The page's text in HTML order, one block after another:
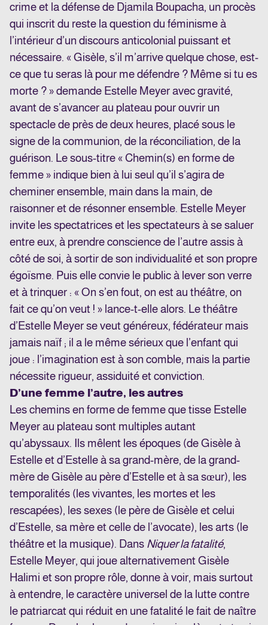
crime et la défense de Djamila Boupacha, un procès
qui inscrit du reste la question du féminisme à
l’intérieur d’un discours anticolonial puissant et
nécessaire. « Gisèle, s’il m’arrive quelque chose, est-
ce que tu seras là pour me défendre ? Même si tu es
morte ? » demande Estelle Meyer avec gravité,
avant de s’avancer au plateau pour ouvrir un
spectacle de près de deux heures, placé sous le
signe de la communion, de la réconciliation, de la
guérison. Le sous-titre « Chemin(s) en forme de
femme » indique bien à lui seul qu’il s’agira de
cheminer ensemble, main dans la main, de
raisonner et de résonner ensemble. Estelle Meyer
invite les spectatrices et les spectateurs à se saluer
entre eux, à prendre conscience de l’autre assis à
côté de soi, à sortir de son individualité et son propre
égoïsme. Puis elle convie le public à lever son verre
et à trinquer : « On s’en fout, on est au théâtre, on
fait ce qu’on veut ! » lance-t-elle alors. Le théâtre
d’Estelle Meyer se veut généreux, fédérateur mais
jamais naïf ; il a le même sérieux que l’enfant qui
joue : l’imagination est à son comble, mais la partie
nécessite rigueur, assiduité et conviction.
D’une femme l’autre, les autres
Les chemins en forme de femme que tisse Estelle
Meyer au plateau sont multiples autant
qu’abyssaux. Ils mêlent les époques (de Gisèle à
Estelle et d’Estelle à sa grand-mère, de la grand-
mère de Gisèle au père d’Estelle et à sa sœur), les
temporalités (les vivantes, les mortes et les
rescapées), les sexes (le père de Gisèle et celui
d’Estelle, sa mère et celle de l’avocate), les arts (le
théâtre et la musique). Dans Niquer la fatalité,
Estelle Meyer, qui joue alternativement Gisèle
Halimi et son propre rôle, donne à voir, mais surtout
à entendre, le caractère universel de la lutte contre
le patriarcat qui réduit en une fatalité le fait de naître